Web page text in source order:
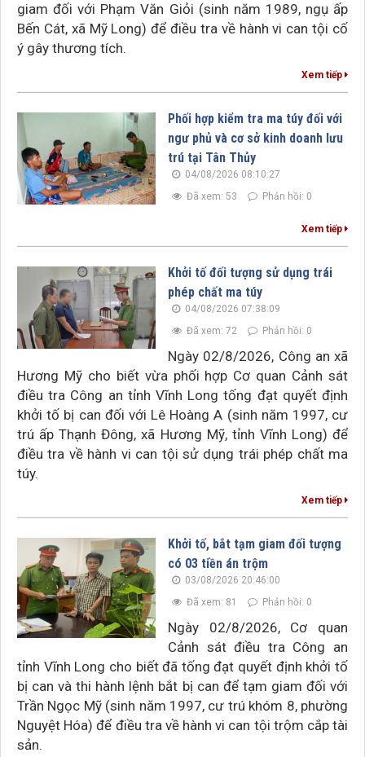
giam đối với Phạm Văn Giỏi (sinh năm 1989, ngụ ấp
Bến Cát, xã Mỹ Long) để điều tra về hành vi can tội cố
ý gây thương tích.
Xem tiếp
Phối hợp kiểm tra ma túy đối với
ngư phủ và cơ sở kinh doanh lưu
trú tại Tân Thủy
04/08/2026 08:10:27
Đã xem: 53
Phản hồi: 0
Xem tiếp
Khởi tố đối tượng sử dụng trái
phép chất ma túy
04/08/2026 07:38:09
Đã xem: 72
Phản hồi: 0
Ngày 02/8/2026, Công an xã
Hương Mỹ cho biết vừa phối hợp Cơ quan Cảnh sát
điều tra Công an tỉnh Vĩnh Long tống đạt quyết định
khởi tố bị can đối với Lê Hoàng A (sinh năm 1997, cư
trú ấp Thạnh Đông, xã Hương Mỹ, tỉnh Vĩnh Long) để
điều tra về hành vi can tội sử dụng trái phép chất ma
túy.
Xem tiếp
Khởi tố, bắt tạm giam đối tượng
có 03 tiền án trộm
03/08/2026 20:46:00
Đã xem: 81
Phản hồi: 0
Ngày 02/8/2026, Cơ quan
Cảnh sát điều tra Công an
tỉnh Vĩnh Long cho biết đã tống đạt quyết định khởi tố
bị can và thi hành lệnh bắt bị can để tạm giam đối với
Trần Ngọc Mỹ (sinh năm 1997, cư trú khóm 8, phường
Nguyệt Hóa) để điều tra về hành vi can tội trộm cắp tài
sản.